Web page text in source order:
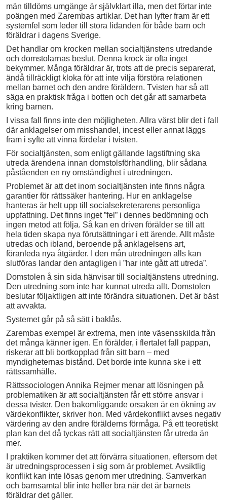
män tilldöms umgänge är självklart illa, men det förtar inte
poängen med Zarembas artiklar. Det han lyfter fram är ett
systemfel som leder till stora lidanden för både barn och
föräldrar i dagens Sverige.
Det handlar om krocken mellan socialtjänstens utredande
och domstolarnas beslut. Denna krock är ofta inget
bekymmer. Många föräldrar är, trots att de precis separerat,
ändå tillräckligt kloka för att inte vilja förstöra relationen
mellan barnet och den andre föräldern. Tvisten har så att
säga en praktisk fråga i botten och det går att samarbeta
kring barnen.
I vissa fall finns inte den möjligheten. Allra värst blir det i fall
där anklagelser om misshandel, incest eller annat läggs
fram i syfte att vinna fördelar i tvisten.
För socialtjänsten, som enligt gällande lagstiftning ska
utreda ärendena innan domstolsförhandling, blir sådana
påståenden en ny omständighet i utredningen.
Problemet är att det inom socialtjänsten inte finns några
garantier för rättssäker hantering. Hur en anklagelse
hanteras är helt upp till socialsekreterarens personliga
uppfattning. Det finns inget ”fel” i dennes bedömning och
ingen metod att följa. Så kan en driven förälder se till att
hela tiden skapa nya förutsättningar i ett ärende. Allt måste
utredas och ibland, beroende på anklagelsens art,
föranleda nya åtgärder. I den mån utredningen alls kan
slutföras landar den antagligen i ”har inte gått att utreda”.
Domstolen å sin sida hänvisar till socialtjänstens utredning.
Den utredning som inte har kunnat utreda allt. Domstolen
beslutar följaktligen att inte förändra situationen. Det är bäst
att avvakta.
Systemet går på så sätt i baklås.
Zarembas exempel är extrema, men inte väsensskilda från
det många känner igen. En förälder, i flertalet fall pappan,
riskerar att bli bortkopplad från sitt barn – med
myndigheternas bistånd. Det borde inte kunna ske i ett
rättssamhälle.
Rättssociologen Annika Rejmer menar att lösningen på
problematiken är att socialtjänsten får ett större ansvar i
dessa tvister. Den bakomliggande orsaken är en ökning av
värdekonflikter, skriver hon. Med värdekonflikt avses negativ
värdering av den andre förälderns förmåga. På ett teoretiskt
plan kan det då tyckas rätt att socialtjänsten får utreda än
mer.
I praktiken kommer det att förvärra situationen, eftersom det
är utredningsprocessen i sig som är problemet. Avsiktlig
konflikt kan inte lösas genom mer utredning. Samverkan
och barnsamtal blir inte heller bra när det är barnets
föräldrar det gäller.